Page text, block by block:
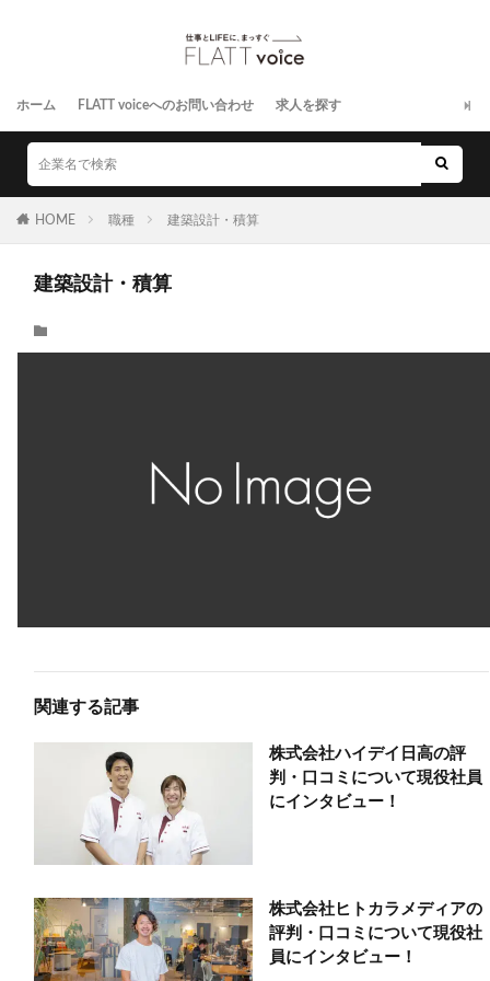
ホーム FLATT voiceへのお問い合わせ 求人を探す
HOME 職種 建築設計・積算
建築設計・積算
関連する記事
株式会社ハイデイ日高の評
判・口コミについて現役社員
にインタビュー！
株式会社ヒトカラメディアの
評判・口コミについて現役社
員にインタビュー！